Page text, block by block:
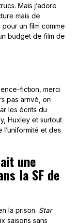
Mais j’adore
mais de
un film comme
budget de film de
fiction, merci
pas arrivé, on
les écrits du
Huxley et surtout
l’uniformité et des
une
la SF de
la prison. Star
saisons sans